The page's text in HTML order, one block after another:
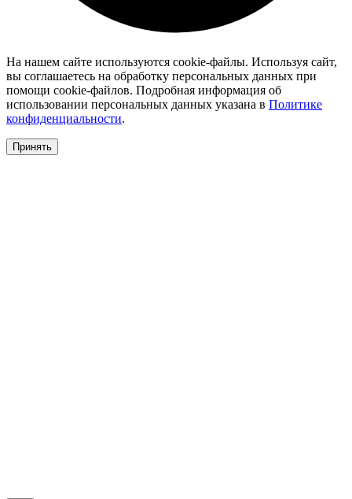
На нашем сайте используются cookie-файлы. Используя сайт,
вы соглашаетесь на обработку персональных данных при
помощи cookie-файлов. Подробная информация об
использовании персональных данных указана в Политике
конфиденциальности.
Принять